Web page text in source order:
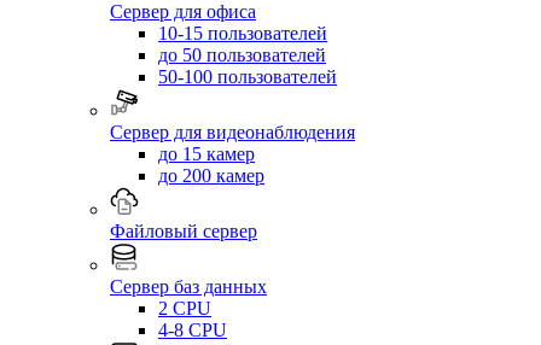
Сервер для офиса
10-15 пользователей
до 50 пользователей
50-100 пользователей
Сервер для видеонаблюдения
до 15 камер
до 200 камер
Файловый сервер
Сервер баз данных
2 CPU
4-8 CPU